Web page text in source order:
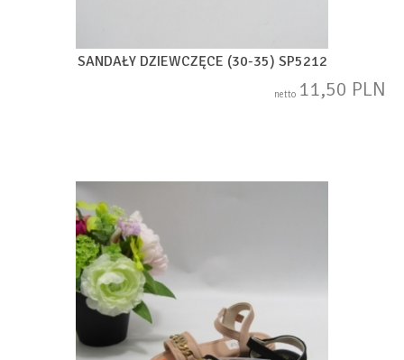
SANDAŁY DZIEWCZĘCE (30-35) SP5212
netto 11,50 PLN